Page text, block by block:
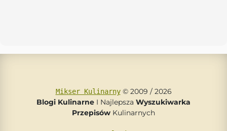
Mikser Kulinarny© 2009 / 2026
Blogi Kulinarne I Najlepsza Wyszukiwarka
Przepisów Kulinarnych